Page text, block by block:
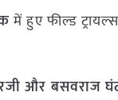
में हुए फील्ड
और बसवराज